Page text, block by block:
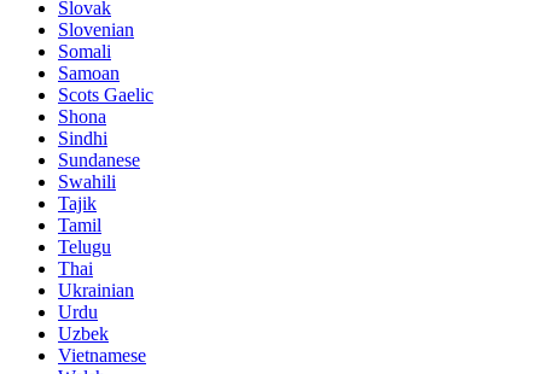
Slovak
Slovenian
Somali
Samoan
Scots Gaelic
Shona
Sindhi
Sundanese
Swahili
Tajik
Tamil
Telugu
Thai
Ukrainian
Urdu
Uzbek
Vietnamese